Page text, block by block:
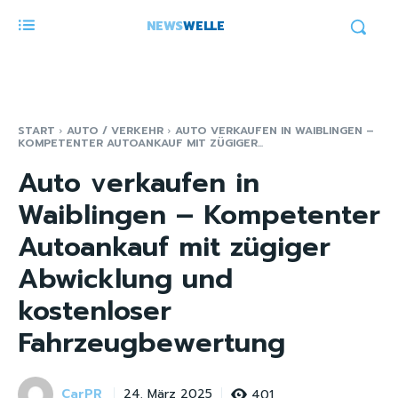
NEWSWELLE
START AUTO / VERKEHR AUTO VERKAUFEN IN WAIBLINGEN –
KOMPETENTER AUTOANKAUF MIT ZÜGIGER...
Auto verkaufen in
Waiblingen – Kompetenter
Autoankauf mit zügiger
Abwicklung und
kostenloser
Fahrzeugbewertung
CarPR 24. März 2025 401